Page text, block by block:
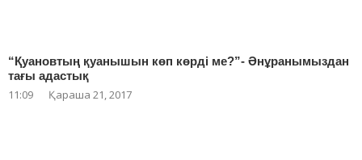
“Қуановтың қуанышын көп көрді ме?”- Әнұранымыздан
тағы адастық
11:09 Қараша 21, 2017